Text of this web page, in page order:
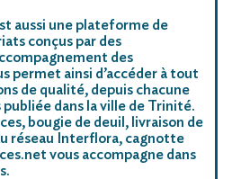
aussi une plateforme de
conçus par des
des
permet ainsi d’accéder à tout
de qualité, depuis chacune
publiée dans la ville de Trinité.
bougie de deuil, livraison de
réseau Interflora, cagnotte
vous accompagne dans